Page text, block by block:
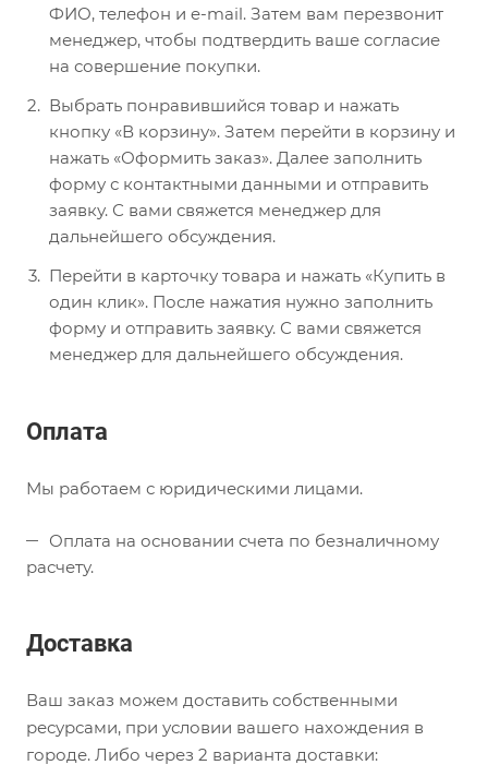
ФИО, телефон и e-mail. Затем вам перезвонит
менеджер, чтобы подтвердить ваше согласие
на совершение покупки.
Выбрать понравившийся товар и нажать
кнопку «В корзину». Затем перейти в корзину и
нажать «Оформить заказ». Далее заполнить
форму с контактными данными и отправить
заявку. С вами свяжется менеджер для
дальнейшего обсуждения.
Перейти в карточку товара и нажать «Купить в
один клик». После нажатия нужно заполнить
форму и отправить заявку. С вами свяжется
менеджер для дальнейшего обсуждения.
Оплата
Мы работаем с юридическими лицами.
Оплата на основании счета по безналичному
расчету.
Доставка
Ваш заказ можем доставить собственными
ресурсами, при условии вашего нахождения в
городе. Либо через 2 варианта доставки: